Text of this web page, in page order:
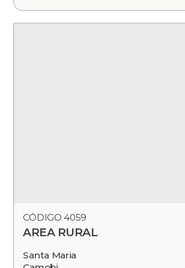
CÓDIGO 4059
AREA RURAL
Santa Maria